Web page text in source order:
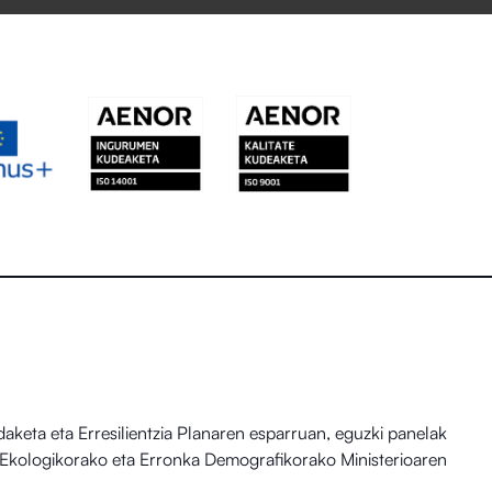
eta Erresilientzia Planaren esparruan, eguzki panelak
eta Erronka Demografikorako Ministerioaren